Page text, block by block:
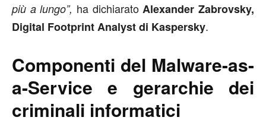
più a lungo”, ha dichiaratoAlexander Zabrovsky,
Digital Footprint Analyst di Kaspersky.
Componenti del Malware-as-
a-Service e gerarchie dei
criminali informatici